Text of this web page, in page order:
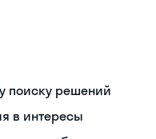
поиску решений
в интересы